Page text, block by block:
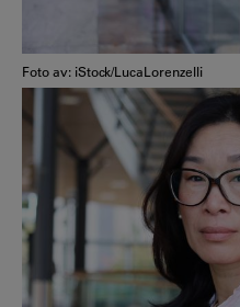
Foto av: iStock/LucaLorenzelli